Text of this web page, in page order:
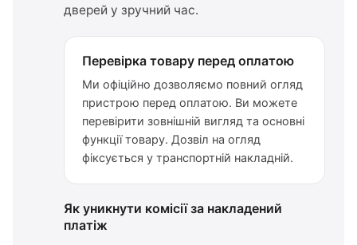
дверей у зручний час.
Перевірка товару перед оплатою
Ми офіційно дозволяємо повний огляд
пристрою перед оплатою. Ви можете
перевірити зовнішній вигляд та основні
функції товару. Дозвіл на огляд
фіксується у транспортній накладній.
Як уникнути комісії за накладений
платіж